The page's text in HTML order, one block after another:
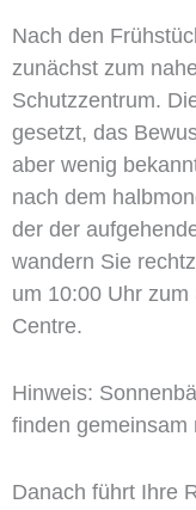
Nach den
zunächst zum
Schutzzentrum.
gesetzt, das
aber wenig
nach dem
der der
wandern Sie
um 10:00 Uhr
Centre.
Hinweis:
finden gemeinsam
Danach führt Ihre